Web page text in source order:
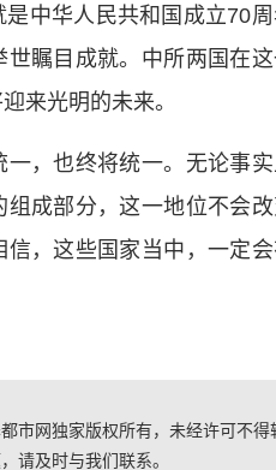
华人民共和国成立70周
瞩目成就。中所两国在
来光明的未来。
也终将统一。无论事实
成部分，这一地位不会
信，这些国家当中，一定
市网独家版权所有，未经许可不
请及时与我们联系。